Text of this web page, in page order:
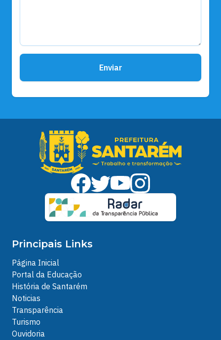
Enviar
Principais Links
Página Inicial
Portal da Educação
História de Santarém
Noticias
Transparência
Turismo
Ouvidoria